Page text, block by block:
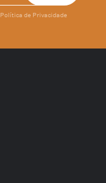
Política de Privacidade